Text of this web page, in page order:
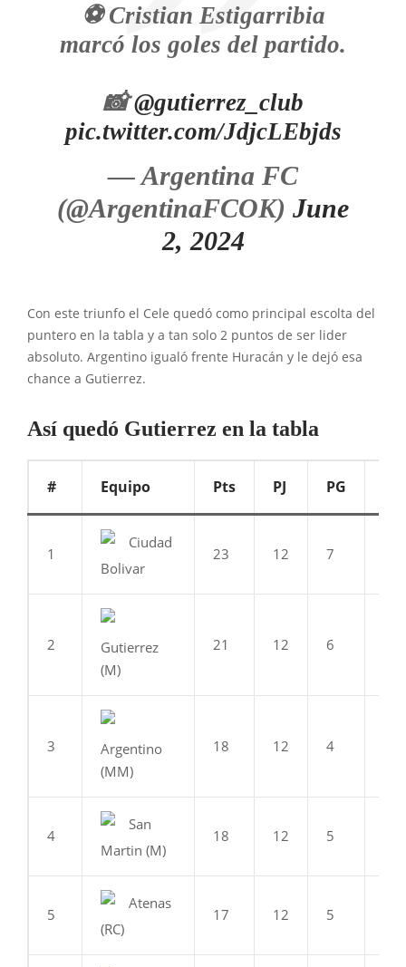
⚽️ Cristian Estigarribia
marcó los goles del partido.
📸@gutierrez_club
pic.twitter.com/JdjcLEbjds
— Argentina FC
(@ArgentinaFCOK) June
2, 2024
Con este triunfo el Cele quedó como principal escolta del
puntero en la tabla y a tan solo 2 puntos de ser lider
absoluto. Argentino igualó frente Huracán y le dejó esa
chance a Gutierrez.
Así quedó Gutierrez en la tabla
# Equipo Pts PJ PG
1
Ciudad
Bolivar
23 12 7
2
Gutierrez
(M)
21 12 6
3
Argentino
(MM)
18 12 4
4
San
Martin (M)
18 12 5
5
Atenas
(RC)
17 12 5